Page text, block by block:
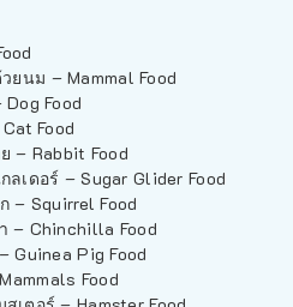
ยนม – Mammal Food
Food
Food
– Rabbit Food
ลเดอร์ – Sugar Glider Food
– Squirrel Food
– Chinchilla Food
Guinea Pig Food
Food